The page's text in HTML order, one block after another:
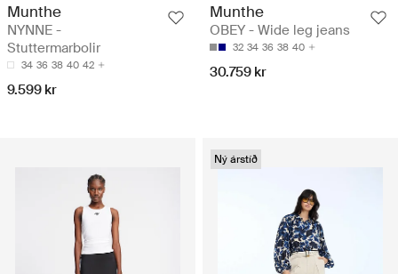
Munthe
NYNNE -
Stuttermarbolir
34 36 38 40 42
9.599 kr
Munthe
OBEY - Wide leg jeans
32 34 36 38 40
30.759 kr
Ný árstíð